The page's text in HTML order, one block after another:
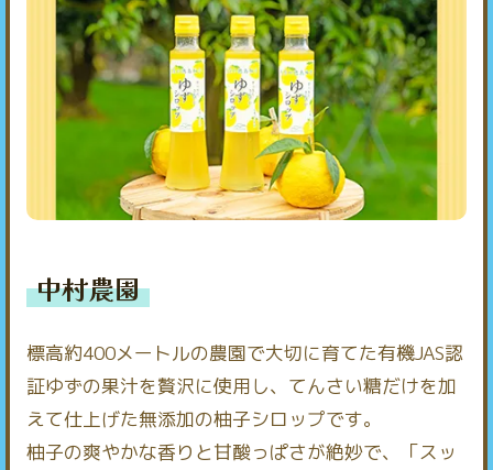
中村農園
標高約400メートルの農園で大切に育てた有機JAS認
証ゆずの果汁を贅沢に使用し、てんさい糖だけを加
えて仕上げた無添加の柚子シロップです。
柚子の爽やかな香りと甘酸っぱさが絶妙で、「スッ